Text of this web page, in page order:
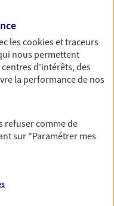
ou voyage
votre rythme et
lescookies et traceurs
nous permettent
d'intérêts, des
la performance de nos
refuser comme de
sur "Paramétrer mes